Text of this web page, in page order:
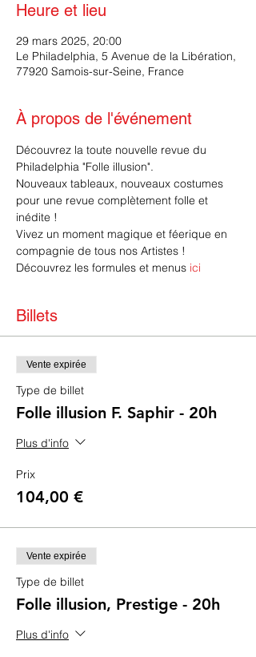
Heure et lieu
29 mars 2025, 20:00
Le Philadelphia, 5 Avenue de la Libération,
77920 Samois-sur-Seine, France
À propos de l'événement
Découvrez la toute nouvelle revue du
Philadelphia "Folle illusion".
Nouveaux tableaux, nouveaux costumes
pour une revue complètement folle et
inédite !
Vivez un moment magique et féerique en
compagnie de tous nos Artistes !
Découvrez les formules et menus ici
Billets
Vente expirée
Type de billet
Folle illusion F. Saphir - 20h
Plus d'info
Prix
104,00 €
Vente expirée
Type de billet
Folle illusion, Prestige - 20h
Plus d'info